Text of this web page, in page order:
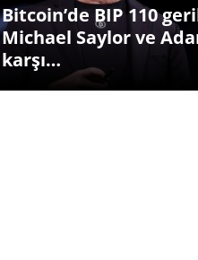
Bitcoin’de BIP 110
Michael Saylor ve
karşı…